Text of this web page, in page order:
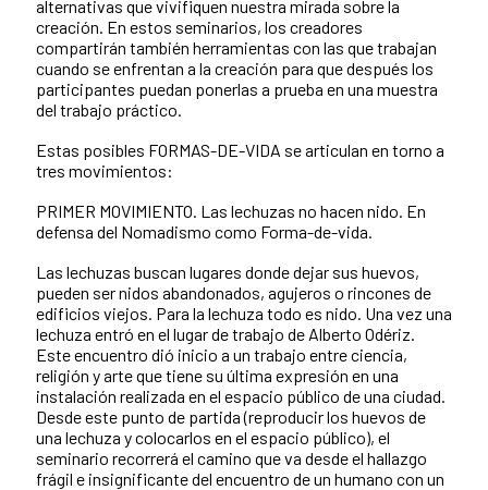
alternativas que vivifiquen nuestra mirada sobre la
creación. En estos seminarios, los creadores
compartirán también herramientas con las que trabajan
cuando se enfrentan a la creación para que después los
participantes puedan ponerlas a prueba en una muestra
del trabajo práctico.
Estas posibles FORMAS-DE-VIDA se articulan en torno a
tres movimientos:
PRIMER MOVIMIENTO. Las lechuzas no hacen nido. En
defensa del Nomadismo como Forma-de-vida.
Las lechuzas buscan lugares donde dejar sus huevos,
pueden ser nidos abandonados, agujeros o rincones de
edificios viejos. Para la lechuza todo es nido. Una vez una
lechuza entró en el lugar de trabajo de Alberto Odériz.
Este encuentro dió inicio a un trabajo entre ciencia,
religión y arte que tiene su última expresión en una
instalación realizada en el espacio público de una ciudad.
Desde este punto de partida (reproducir los huevos de
una lechuza y colocarlos en el espacio público), el
seminario recorrerá el camino que va desde el hallazgo
frágil e insignificante del encuentro de un humano con un